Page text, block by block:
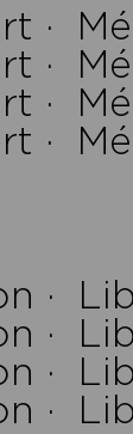
·
·
·
·
·
·
·
·